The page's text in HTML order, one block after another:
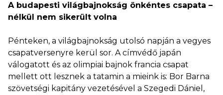
A budapesti világbajnokság önkéntes csapata –
nélkül nem sikerült volna
Pénteken, a világbajnokság utolsó napján a vegyes
csapatversenyre kerül sor. A címvédő japán
válogatott és az olimpiai bajnok francia csapat
mellett ott lesznek a tatamin a mieink is: Bor Barna
szövetségi kapitány vezetésével a Szegedi Dániel,